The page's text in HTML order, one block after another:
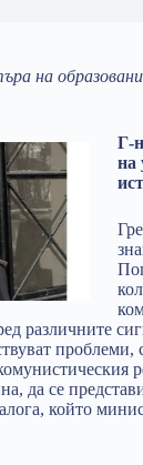
на
Г-
на
различните
проблеми,
да се
който